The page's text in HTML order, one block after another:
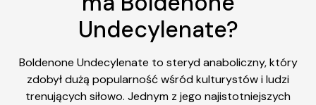
Undecylenate?
Boldenone Undecylenate to steryd anaboliczny, który
zdobył dużą popularność wśród kulturystów i ludzi
trenujących siłowo. Jednym z jego najistotniejszych